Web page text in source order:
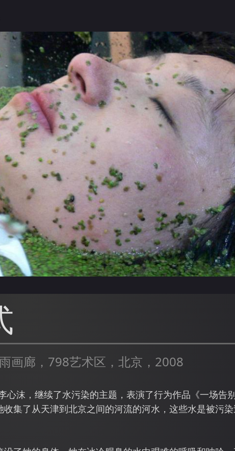
画廊，798艺术区，北京，2008
沫，继续了水污染的主题，表演了行为作品《一场告
集了从天津到北京之间的河流的河水，这些水是被污